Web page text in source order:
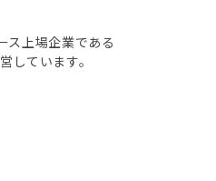
ス上場企業である
ています。